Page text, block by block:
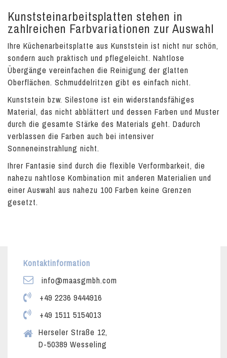
Kunststeinarbeitsplatten stehen in
zahlreichen Farbvariationen zur Auswahl
Ihre Küchenarbeitsplatte aus Kunststein ist nicht nur schön,
sondern auch praktisch und pflegeleicht. Nahtlose
Übergänge vereinfachen die Reinigung der glatten
Oberflächen. Schmuddelritzen gibt es einfach nicht.
Kunststein bzw. Silestone ist ein widerstandsfähiges
Material, das nicht abblättert und dessen Farben und Muster
durch die gesamte Stärke des Materials geht. Dadurch
verblassen die Farben auch bei intensiver
Sonneneinstrahlung nicht.
Ihrer Fantasie sind durch die flexible Verformbarkeit, die
nahezu nahtlose Kombination mit anderen Materialien und
einer Auswahl aus nahezu 100 Farben keine Grenzen
gesetzt.
Kontaktinformation
info@maasgmbh.com
+49 2236 9444916
+49 1511 5154013
Herseler Straße 12,
D-50389 Wesseling